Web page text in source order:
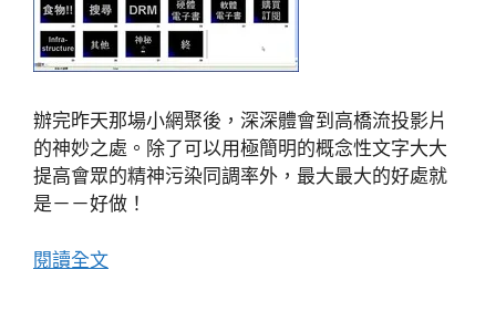
辦完昨天那場小網聚後，深深體會到高橋流投影片
的神妙之處。除了可以用極簡明的概念性文字大大
提高會眾的精神污染同調率外，最大最大的好處就
是－－好做！
閱讀全文